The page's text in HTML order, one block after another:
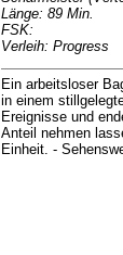
Länge: 89 Min.
FSK:
Verleih: Progress
Ein arbeitsloser
in einem
Ereignisse und
Anteil nehmen
Einheit. -